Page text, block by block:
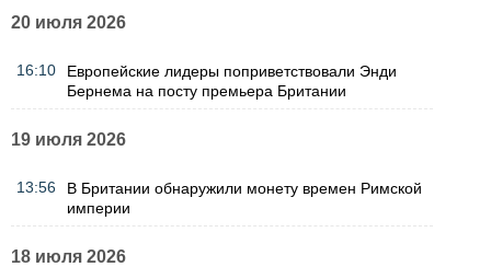
20 июля 2026
16:10
Европейские лидеры поприветствовали Энди
Бернема на посту премьера Британии
19 июля 2026
13:56
В Британии обнаружили монету времен Римской
империи
18 июля 2026